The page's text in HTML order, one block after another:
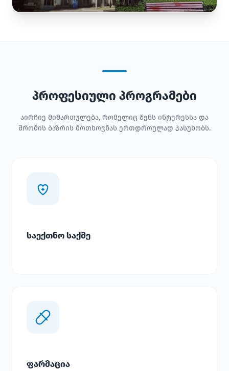
პროფესიული პროგრამები
აირჩიე მიმართულება, რომელიც შენს ინტერესსა და
შრომის ბაზრის მოთხოვნას ერთდროულად პასუხობს.
საექთნო საქმე
ფარმაცია